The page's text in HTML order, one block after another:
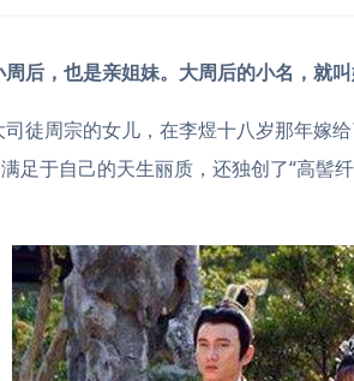
后，也是亲姐妹。大周后的小名，就叫
徒周宗的女儿，在李煜十八岁那年嫁
足于自己的天生丽质，还独创了“高髻